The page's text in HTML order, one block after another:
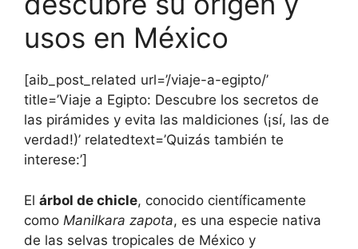
usos en México
[aib_post_related url=’/viaje-a-egipto/’
title=’Viaje a Egipto: Descubre los secretos de
las pirámides y evita las maldiciones (¡sí, las de
verdad!)’ relatedtext=’Quizás también te
interese:’]
El árbol de chicle, conocido científicamente
como Manilkara zapota, es una especie nativa
de las selvas tropicales de México y